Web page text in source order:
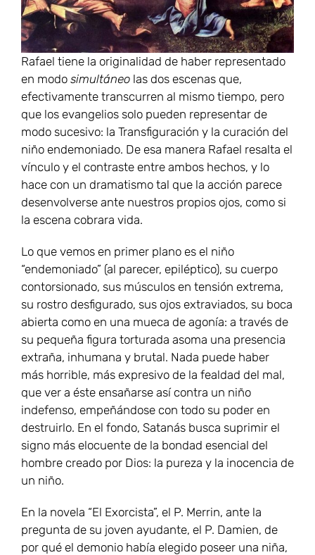
Rafael tiene la originalidad de haber representado
en modo simultáneo las dos escenas que,
efectivamente transcurren al mismo tiempo, pero
que los evangelios solo pueden representar de
modo sucesivo: la Transfiguración y la curación del
niño endemoniado. De esa manera Rafael resalta el
vínculo y el contraste entre ambos hechos, y lo
hace con un dramatismo tal que la acción parece
desenvolverse ante nuestros propios ojos, como si
la escena cobrara vida.
Lo que vemos en primer plano es el niño
“endemoniado” (al parecer, epiléptico), su cuerpo
contorsionado, sus músculos en tensión extrema,
su rostro desfigurado, sus ojos extraviados, su boca
abierta como en una mueca de agonía: a través de
su pequeña figura torturada asoma una presencia
extraña, inhumana y brutal. Nada puede haber
más horrible, más expresivo de la fealdad del mal,
que ver a éste ensañarse así contra un niño
indefenso, empeñándose con todo su poder en
destruirlo. En el fondo, Satanás busca suprimir el
signo más elocuente de la bondad esencial del
hombre creado por Dios: la pureza y la inocencia de
un niño.
En la novela “El Exorcista”, el P. Merrin, ante la
pregunta de su joven ayudante, el P. Damien, de
por qué el demonio había elegido poseer una niña,